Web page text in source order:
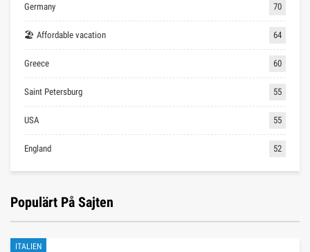
Germany 70
🏖 Affordable vacation 64
Greece 60
Saint Petersburg 55
USA 55
England 52
Populärt På Sajten
ITALIEN